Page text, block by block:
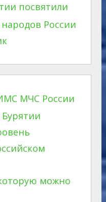
посвятили
России
МЧС России
можно